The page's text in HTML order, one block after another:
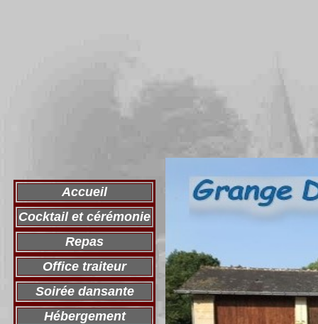
Accueil
Cocktail et cérémonie
Repas
Office traiteur
Soirée dansante
Hébergement